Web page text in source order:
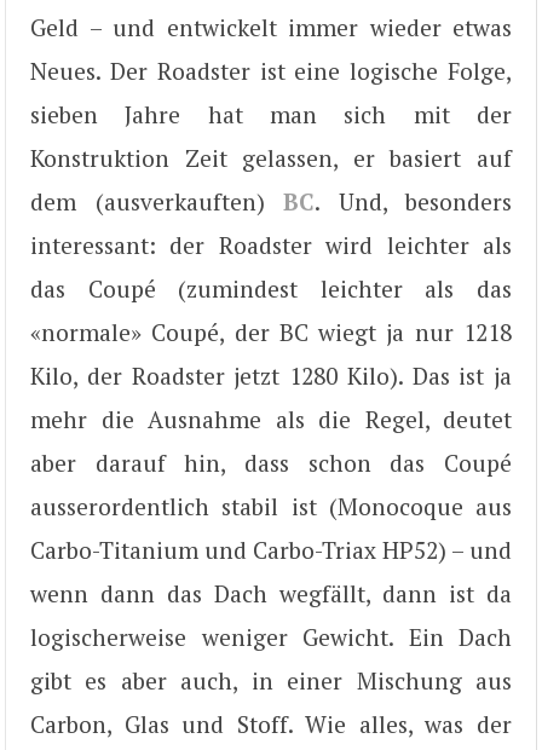
Geld – und entwickelt immer wieder etwas
Neues. Der Roadster ist eine logische Folge,
sieben Jahre hat man sich mit der
Konstruktion Zeit gelassen, er basiert auf
dem (ausverkauften) BC. Und, besonders
interessant: der Roadster wird leichter als
das Coupé (zumindest leichter als das
«normale» Coupé, der BC wiegt ja nur 1218
Kilo, der Roadster jetzt 1280 Kilo). Das ist ja
mehr die Ausnahme als die Regel, deutet
aber darauf hin, dass schon das Coupé
ausserordentlich stabil ist (Monocoque aus
Carbo-Titanium und Carbo-Triax HP52) – und
wenn dann das Dach wegfällt, dann ist da
logischerweise weniger Gewicht. Ein Dach
gibt es aber auch, in einer Mischung aus
Carbon, Glas und Stoff. Wie alles, was der